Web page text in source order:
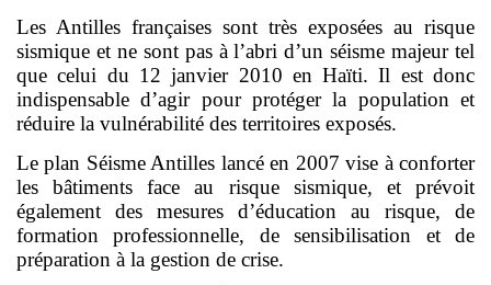
Les Antilles françaises sont très exposées au risque
sismique et ne sont pas à l’abri d’un séisme majeur tel
que celui du 12 janvier 2010 en Haïti. Il est donc
indispensable d’agir pour protéger la population et
réduire la vulnérabilité des territoires exposés.
Le plan Séisme Antilles lancé en 2007 vise à conforter
les bâtiments face au risque sismique, et prévoit
également des mesures d’éducation au risque, de
formation professionnelle, de sensibilisation et de
préparation à la gestion de crise.